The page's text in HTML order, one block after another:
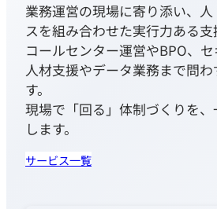
業務運営の現場に寄り添い、
スを組み合わせた実行力ある支
コールセンター運営やBPO、セ
人材支援やデータ業務まで問
す。
現場で「回る」体制づくりを
します。
サービス一覧